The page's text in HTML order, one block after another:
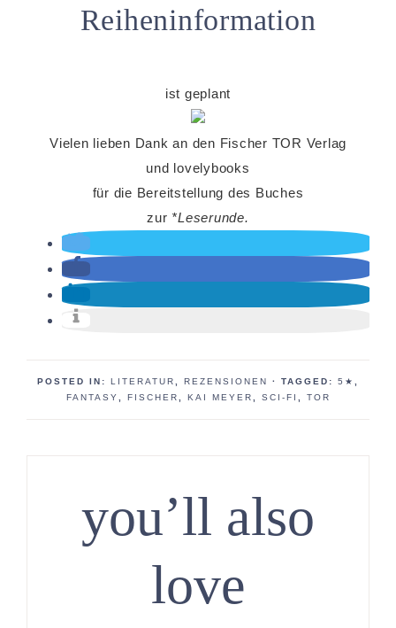
Reiheninformation
ist geplant
Vielen lieben Dank an den Fischer TOR Verlag
und lovelybooks
für die Bereitstellung des Buches
zur *Leserunde.
POSTED IN: LITERATUR REZENSIONEN · TAGGED: 5★
FANTASY
FISCHER KAI MEYER SCI-FI TOR
you’ll also
love